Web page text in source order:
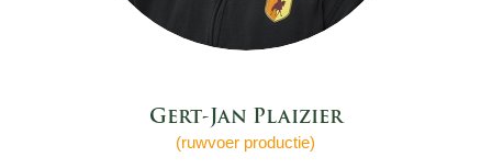
Gert-Jan Plaizier
(ruwvoer productie)